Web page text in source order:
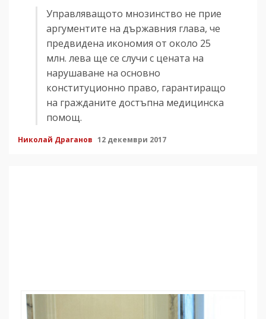
Управляващото мнозинство не прие
аргументите на държавния глава, че
предвидена икономия от около 25
млн. лева ще се случи с цената на
нарушаване на основно
конституционно право, гарантиращо
на гражданите достъпна медицинска
помощ.
Николай Драганов 12 декември 2017